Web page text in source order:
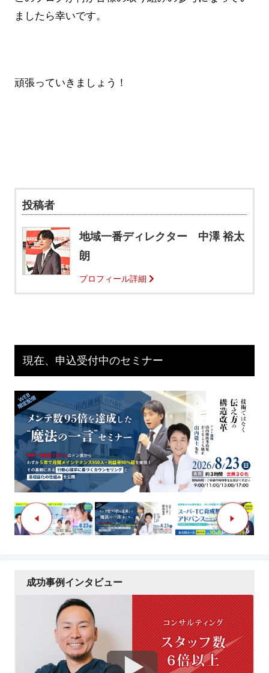
ましたら幸いです。
頑張っていきましょう！
投稿者
地域一番ディレクター 中澤 裕太
朗
プロフィール詳細
現在、申込受付中のセミナー
成功事例インタビュー